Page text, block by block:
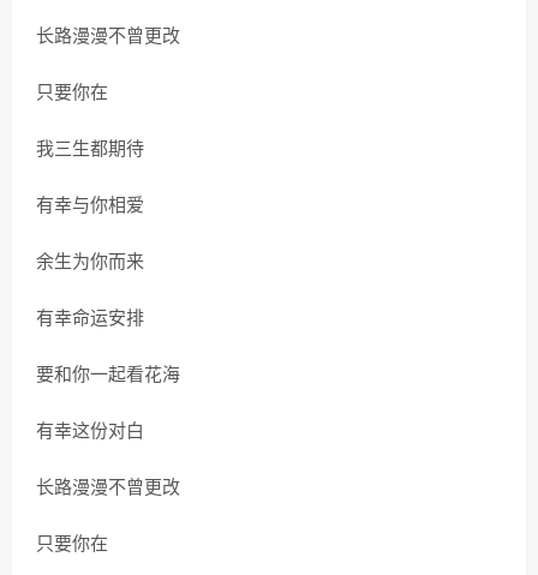
长路漫漫不曾更改
只要你在
我三生都期待
有幸与你相爱
余生为你而来
有幸命运安排
要和你一起看花海
有幸这份对白
长路漫漫不曾更改
只要你在